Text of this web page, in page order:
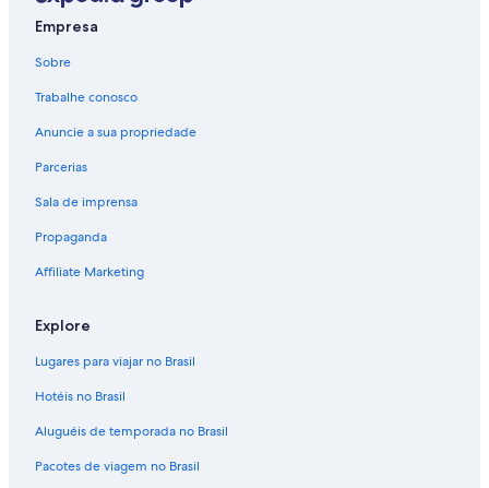
Voos de Orlando (ORL) para Nova York (NYC)
Voos de Salvador (SSA) para Nova York (NYC)
Voos de Montreal (YMQ) para Nova York (NYC)
Voos de Toronto (YTZ) para Nova York (NYC)
Voos para Aeroporto Internacional John F. Kennedy
Voos para Nova York
Empresa
Sobre
Trabalhe conosco
Anuncie a sua propriedade
Parcerias
Sala de imprensa
Propaganda
Affiliate Marketing
Explore
Lugares para viajar no Brasil
Hotéis no Brasil
Aluguéis de temporada no Brasil
Pacotes de viagem no Brasil